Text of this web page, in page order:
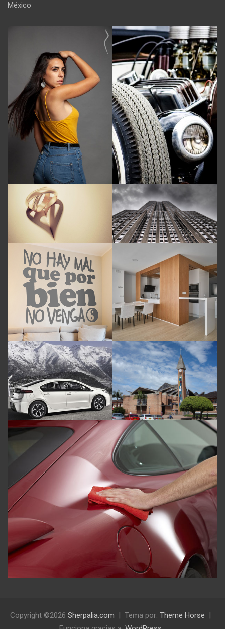
México
Copyright ©2026 Sherpalia.com Tema por: Theme Horse